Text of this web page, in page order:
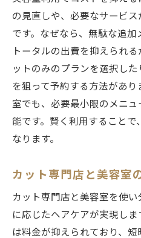
の見直しや、必要なサービ
です。なぜなら、無駄な追加
トータルの出費を抑えられ
ットのみのプランを選択し
を狙って予約する方法があ
室でも、必要最小限のメニ
能です。賢く利用することで
なります。
カット専門店と美容室
カット専門店と美容室を使
に応じたヘアケアが実現し
は料金が抑えられており、